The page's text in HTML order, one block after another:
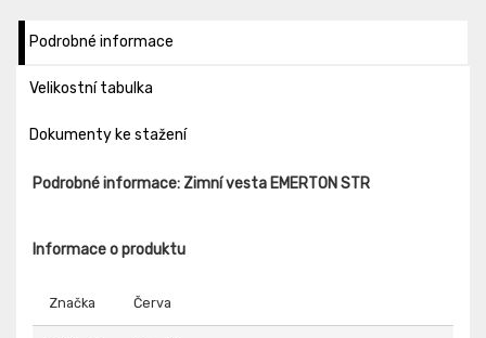
Podrobné informace
Velikostní tabulka
Dokumenty ke stažení
Podrobné informace: Zimní vesta EMERTON STR
Informace o produktu
Značka Červa